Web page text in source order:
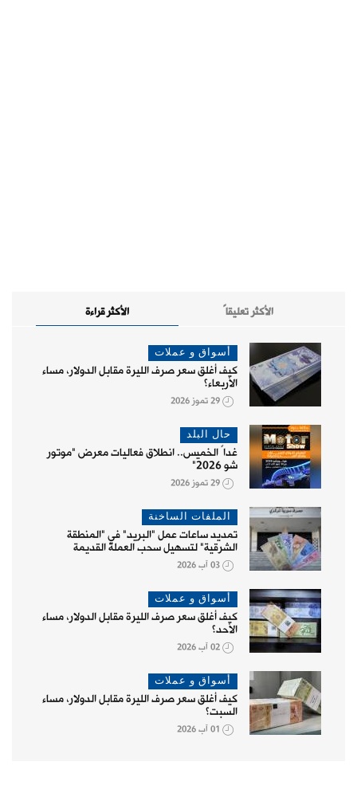
الأكثر قراءة الأكثر تعليقاً
أسواق و عملات
كيف أغلق سعر صرف الليرة مقابل الدولار، مساء
الأربعاء؟
29 تموز 2026
حال البلد
غداً الخميس.. انطلاق فعاليات معرض "موتور
شو 2026"
29 تموز 2026
الملفات الساخنة
تمديد ساعات عمل "البريد" في "المنطقة
الشرقية" لتسهيل سحب العملة القديمة
03 آب 2026
أسواق و عملات
كيف أغلق سعر صرف الليرة مقابل الدولار، مساء
الأحد؟
02 آب 2026
أسواق و عملات
كيف أغلق سعر صرف الليرة مقابل الدولار، مساء
السبت؟
01 آب 2026